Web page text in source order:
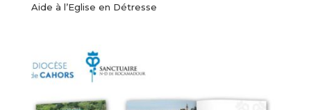
Aide à l’Eglise en Détresse